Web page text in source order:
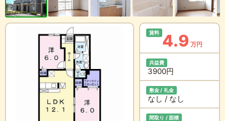
賃料 4.9 万円
共益費
3900円
敷金 / 礼金
なし / なし
間取り / 面積